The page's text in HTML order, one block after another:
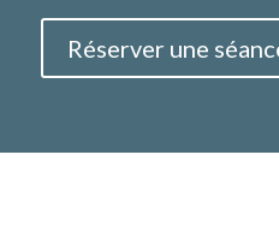
Réserver une